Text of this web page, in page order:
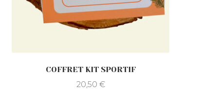
COFFRET KIT SPORTIF
20,50 €